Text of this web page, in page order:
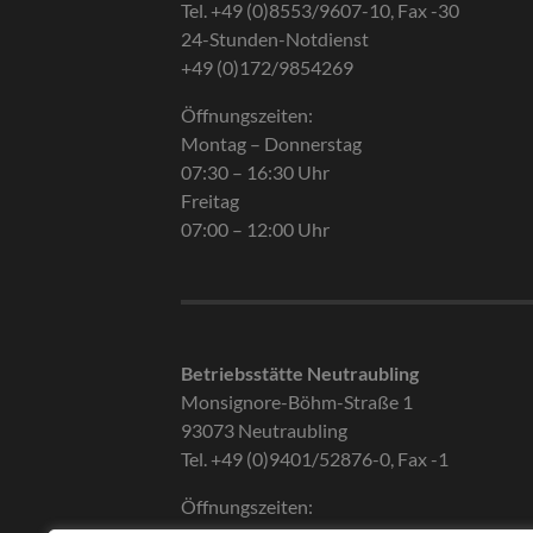
Tel. +49 (0)8553/9607-10, Fax -30
24-Stunden-Notdienst
+49 (0)172/9854269
Öffnungszeiten:
Montag – Donnerstag
07:30 – 16:30 Uhr
Freitag
07:00 – 12:00 Uhr
Betriebsstätte Neutraubling
Monsignore-Böhm-Straße 1
93073 Neutraubling
Tel. +49 (0)9401/52876-0, Fax -1
Öffnungszeiten: